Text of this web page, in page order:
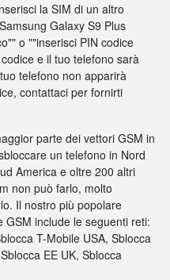
la SIM di un altro
Galaxy S9 Plus
o ""inserisci PIN codice
e il tuo telefono sarà
telefono non apparirà
contattaci per fornirti
parte dei vettori GSM in
un telefono in Nord
America e oltre 200 altri
non può farlo, molto
Il nostro più popolare
include le seguenti reti:
T-Mobile USA, Sblocca
EE UK, Sblocca